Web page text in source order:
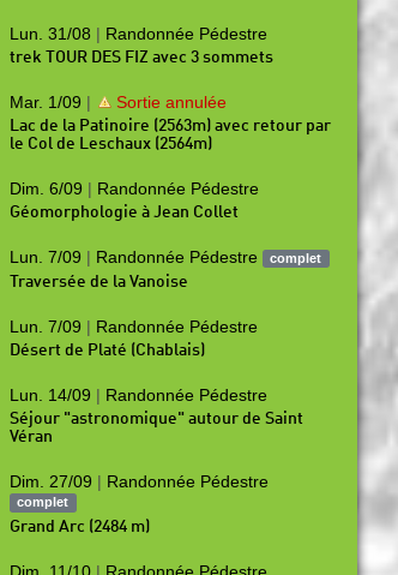
Lun. 31/08 | Randonnée Pédestre
trek TOUR DES FIZ avec 3 sommets
Mar. 1/09 | Sortie annulée
Lac de la Patinoire (2563m) avec retour par
le Col de Leschaux (2564m)
Dim. 6/09 | Randonnée Pédestre
Géomorphologie à Jean Collet
Lun. 7/09 | Randonnée Pédestre complet
Traversée de la Vanoise
Lun. 7/09 | Randonnée Pédestre
Désert de Platé (Chablais)
Lun. 14/09 | Randonnée Pédestre
Séjour "astronomique" autour de Saint
Véran
Dim. 27/09 | Randonnée Pédestre
complet
Grand Arc (2484 m)
Dim. 11/10 | Randonnée Pédestre